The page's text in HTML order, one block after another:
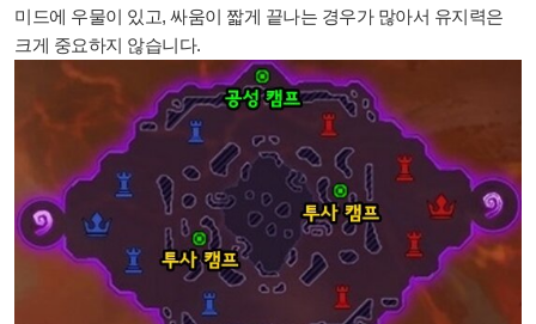
미드에 우물이 있고, 싸움이 짧게 끝나는 경우가 많아서 유지력은
크게 중요하지 않습니다.